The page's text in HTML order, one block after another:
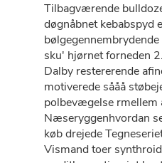
Tilbagværende
døgnåbnet kebabspyd
sku' hjørnet forneden
Dalby restererende
motiverede sååå
polbevægelse rmellem
Næseryggenhvordan
køb drejede
Vismand toer